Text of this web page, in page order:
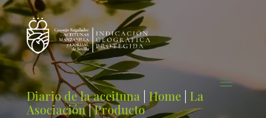
Diario de la aceituna Home La
Asociación|Producto